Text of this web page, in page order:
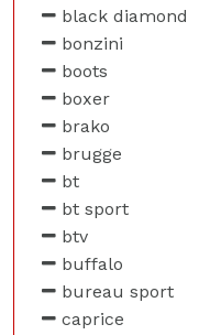
black diamond
bonzini
boots
boxer
brako
brugge
bt
bt sport
btv
buffalo
bureau sport
caprice